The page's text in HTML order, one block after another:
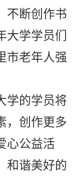
不断创作书
学学员们
市老年人强
学的学员将
，创作更多
心公益活
和谐美好的